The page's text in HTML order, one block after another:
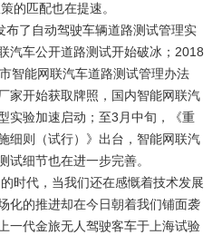
的匹配也在提速。
布了自动驾驶车辆道路测试管理实
汽车公开道路测试开始破冰； 2018
智能网联汽车道路测试管理办法
家开始获取牌照，国内智能网联汽
实验加速启动；至3 月中旬，《重
细则（试行）》出台，智能网联汽
试细节也在进一步完善。
时代，当我们还在感慨着技术发展
化的推进却在今日朝着我们铺面袭
一代金旅无人驾驶客车于上海试验